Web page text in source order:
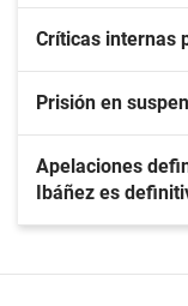
Críticas internas
Prisión en
Apelaciones
Ibáñez es